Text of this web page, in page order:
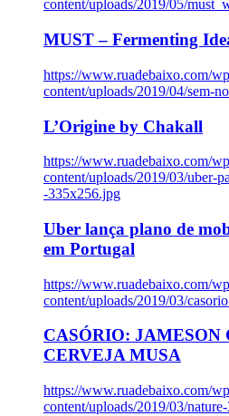
content/uploads/2019/05/
MUST – Fermenting
https://www.ruadebaixo.com/
content/uploads/2019/04/sem-
L’Origine by Chakall
https://www.ruadebaixo.com/
content/uploads/2019/03/uber-
-335x256.jpg
Uber lança plano de
em Portugal
https://www.ruadebaixo.com/
content/uploads/2019/03/
CASÓRIO: JAMESON
CERVEJA MUSA
https://www.ruadebaixo.com/
content/uploads/2019/03/